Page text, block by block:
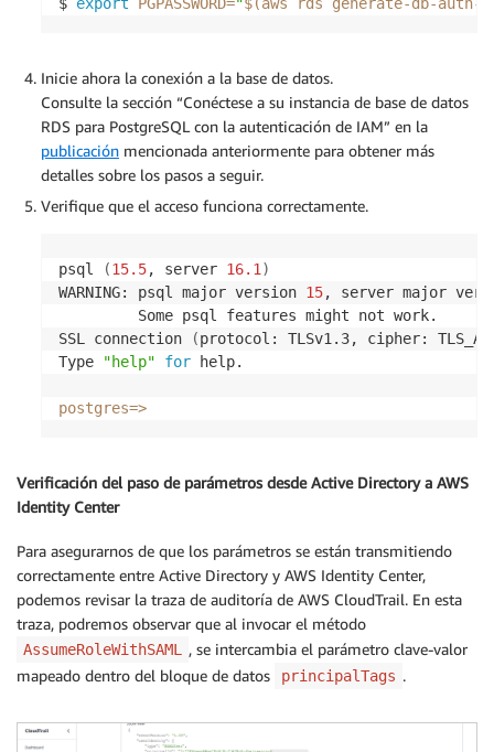
Inicie ahora la conexión a la base de datos.
Consulte la sección “Conéctese a su instancia de base de datos
RDS para PostgreSQL con la autenticación de IAM” en la
publicación mencionada anteriormente para obtener más
detalles sobre los pasos a seguir.
Verifique que el acceso funciona correctamente.
psql (15.5, server 16.1 )
WARNING: psql major version 15, server major
         Some psql features might not work.
SSL connection
(protocol: TLSv1.3, cipher:
Type
"help" for help.
postgres=>
Verificación del paso de parámetros desde Active Directory a AWS
Identity Center
Para asegurarnos de que los parámetros se están transmitiendo
correctamente entre Active Directory y AWS Identity Center,
podemos revisar la traza de auditoría de AWS CloudTrail. En esta
traza, podremos observar que al invocar el método
AssumeRoleWithSAML , se intercambia el parámetro clave-valor
mapeado dentro del bloque de datos
principalTags .